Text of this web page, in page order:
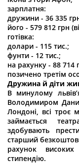
зарплатня:
дружини - 36 335
його - 579 812 грн
готівка:
долари - 115 тис.;
фунти - 12 тис.;
на рахунку - 88 714
позичено третім
Дружина й діти
В минулому
Володимиром
Лондоні, всі троє
займається
здобувають
старший
рахунок
стипендію.